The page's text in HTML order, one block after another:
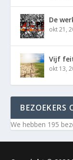
De
okt 21,
Vijf
okt 13,
BEZOEKERS
We hebben 195